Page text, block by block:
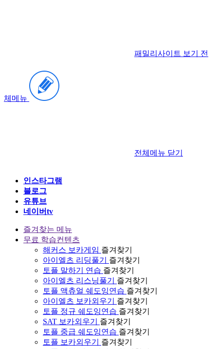
패밀리사이트 보기 전
체메뉴
전체메뉴 닫기
인스타그램
블로그
유튜브
네이버tv
즐겨찾는 메뉴
무료 학습컨텐츠
해커스 보카게임 즐겨찾기
아이엘츠 리딩풀기
즐겨찾기
토플 말하기 연습 즐겨찾기
아이엘츠 리스닝풀기
즐겨찾기
토플 액츄얼 쉐도잉연습 즐겨찾기
아이엘츠 보카외우기
즐겨찾기
토플 정규 쉐도잉연습 즐겨찾기
SAT 보카외우기
즐겨찾기
토플 중급 쉐도잉연습 즐겨찾기
토플 보카외우기
즐겨찾기